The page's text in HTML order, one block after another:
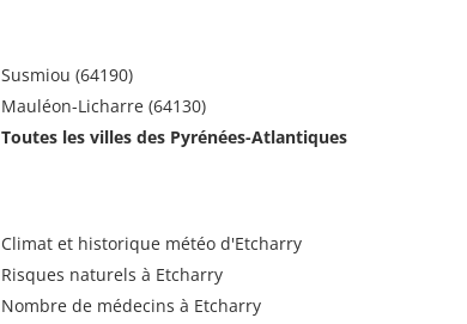
Susmiou (64190)
Mauléon-Licharre (64130)
Toutes les villes des Pyrénées-Atlantiques
Climat et historique météo d'Etcharry
Risques naturels à Etcharry
Nombre de médecins à Etcharry